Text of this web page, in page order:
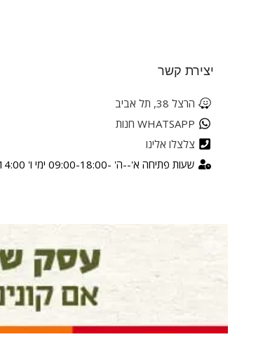
יצירת קשר
הרצל 38, תל אביב
WHATSAPP חנות
צלצלו אלינו
שעות פתיחה א'--ה' -09:00-18:00 ימי ו' 09:00-14:00